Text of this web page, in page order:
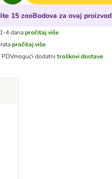
15 zooBodova za ovaj proizvod
4 dana pročitaj više
pročitaj više
PDVmogući dodatnitroškovi dostave